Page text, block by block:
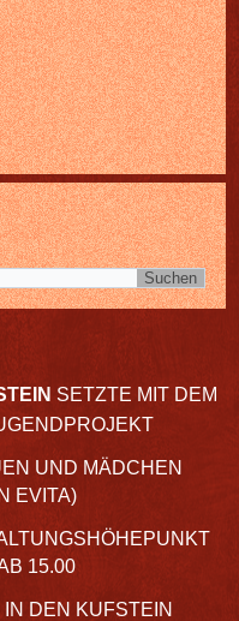
SETZTE MIT DEM
UND MÄDCHEN
EVITA)
15.00
DEN KUFSTEIN